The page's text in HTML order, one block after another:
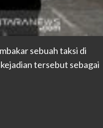
sebuah taksi di
tersebut sebagai